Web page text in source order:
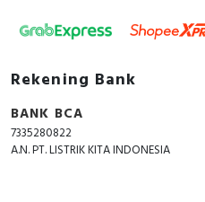
Rekening Bank
BANK BCA
7335280822
A.N. PT. LISTRIK KITA INDONESIA